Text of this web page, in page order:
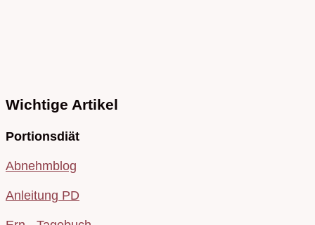
Wichtige Artikel
Portionsdiät
Abnehmblog
Anleitung PD